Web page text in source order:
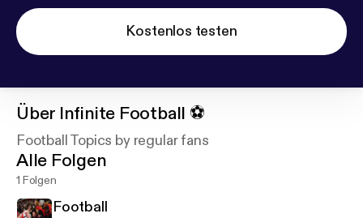
Kostenlos testen
Über Infinite Football ⚽️
Football Topics by regular fans
Alle Folgen
1 Folgen
Football